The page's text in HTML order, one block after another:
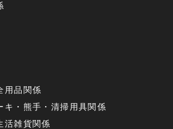
用品関係
キ・熊手・清掃用具関係
活雑貨関係